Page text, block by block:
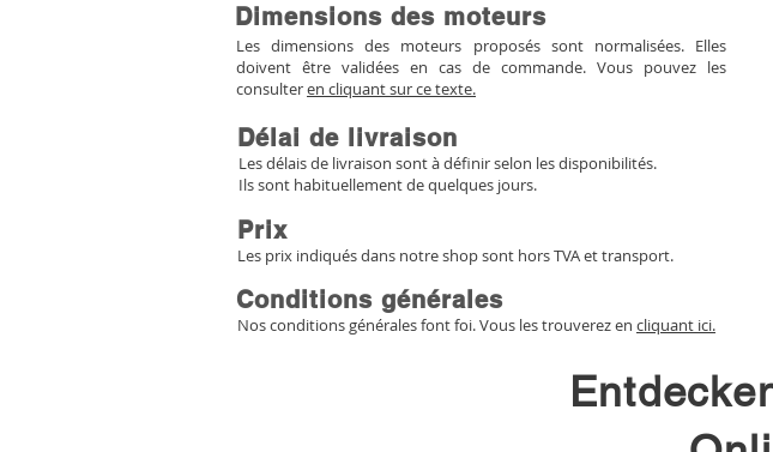
Dimensions des moteurs
Les dimensions des moteurs proposés sont normalisées. Elles
doivent être validées en cas de commande. Vous pouvez les
consulteren cliquant sur ce texte.
Délai de livraison
Les délais de livraison sont à définir selon les disponibilités.
Ils sont habituellement de quelques jours.
Prix
Les prix indiqués dans notre shop sont hors TVA et transport.
Conditions générales
Nos conditions générales font foi. Vous les trouverez en cliquant ici.